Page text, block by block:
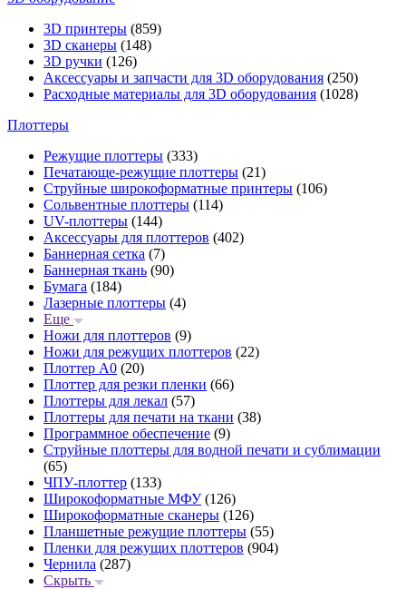
3D принтеры (859)
3D сканеры (148)
3D ручки (126)
Аксессуары и запчасти для 3D оборудования (250)
Расходные материалы для 3D оборудования (1028)
Плоттеры
Режущие плоттеры (333)
Печатающе-режущие плоттеры (21)
Струйные широкоформатные принтеры (106)
Сольвентные плоттеры (114)
UV-плоттеры (144)
Аксессуары для плоттеров (402)
Баннерная сетка (7)
Баннерная ткань (90)
Бумага (184)
Лазерные плоттеры (4)
Еще
Ножи для плоттеров (9)
Ножи для режущих плоттеров (22)
Плоттер А0 (20)
Плоттер для резки пленки (66)
Плоттеры для лекал (57)
Плоттеры для печати на ткани (38)
Программное обеспечение (9)
Струйные плоттеры для водной печати и сублимации
(65)
ЧПУ-плоттер (133)
Широкоформатные МФУ(126)
Широкоформатные сканеры (126)
Планшетные режущие плоттеры (55)
Пленки для режущих плоттеров (904)
Чернила (287)
Скрыть